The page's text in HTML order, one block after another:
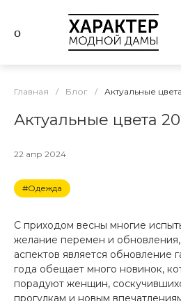
Главная / Блог / Актуальные
Актуальные цвета
22 апр 2024
#Одежда
С приходом весны многие
желание перемен и
аспектов является обновление
года обещает много новинок,
порадуют женщин,
прогулкам и новым